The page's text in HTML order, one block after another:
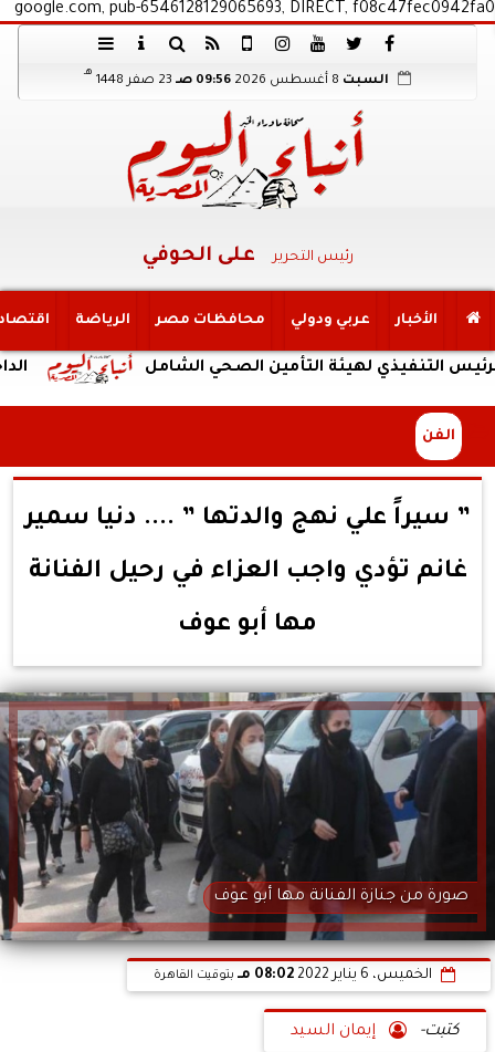
google.com, pub-6546128129065693, DIRECT, f08c47fec0942fa0
السبت 09:56 صـ 23 صفر 1448
هـ
رئيس التحرير على الحوفي
الأخبار عربي ودولي محافظات مصر الرياضة
الداخلية: لهيئة التأمين الصحي الشامل
الفن
” سيراً علي نهج والدتها ” .... دنيا سمير
غانم تؤدي واجب العزاء في رحيل الفنانة
مها أبو عوف
صورة من جنازة الفنانة مها أبو عوف
الخميس، 6 يناير 2022 08:02 مـ بتوقيت القاهرة
كتبت- إيمان السيد